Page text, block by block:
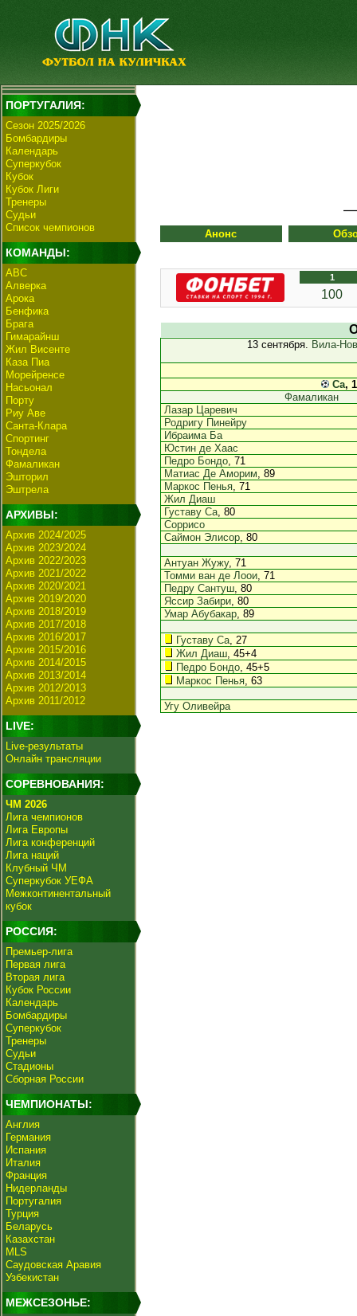
ПОРТУГАЛИЯ:
Сезон 2025/2026
Бомбардиры
Календарь
Суперкубок
Кубок
Кубок Лиги
Тренеры
Судьи
Список чемпионов
КОМАНДЫ:
АВС
Алверка
Арока
Бенфика
Брага
Гимарайнш
Жил Висенте
Каза Пиа
Морейренсе
Насьонал
Порту
Риу Аве
Санта-Клара
Спортинг
Тондела
Фамаликан
Эшторил
Эштрела
АРХИВЫ:
Архив 2024/2025
Архив 2023/2024
Архив 2022/2023
Архив 2021/2022
Архив 2020/2021
Архив 2019/2020
Архив 2018/2019
Архив 2017/2018
Архив 2016/2017
Архив 2015/2016
Архив 2014/2015
Архив 2013/2014
Архив 2012/2013
Архив 2011/2012
LIVE:
Live-результаты
Онлайн трансляции
СОРЕВНОВАНИЯ:
ЧМ 2026
Лига чемпионов
Лига Европы
Лига конференций
Лига наций
Клубный ЧМ
Суперкубок УЕФА
Межконтинентальный
кубок
РОССИЯ:
Премьер-лига
Первая лига
Вторая лига
Кубок России
Календарь
Бомбардиры
Суперкубок
Тренеры
Судьи
Стадионы
Сборная России
ЧЕМПИОНАТЫ:
Англия
Германия
Испания
Италия
Франция
Нидерланды
Португалия
Турция
Беларусь
Казахстан
MLS
Саудовская Аравия
Узбекистан
МЕЖСЕЗОНЬЕ:
Анонс
1
100
13 сентября. Вила-
Са,
Фамаликан
Лазар Царевич
Родригу Пинейру
Ибраима Ба
Юстин де Хаас
Педро Бондо, 71
Матиас Де Аморим, 89
Маркос Пенья, 71
Жил Диаш
Густаву Са, 80
Соррисо
Саймон Элисор, 80
Антуан Жужу, 71
Томми ван де Лоои, 71
Педру Сантуш, 80
Яссир Забири, 80
Умар Абубакар, 89
Густаву Са, 27
Жил Диаш, 45+4
Педро Бондо, 45+5
Маркос Пенья, 63
Угу Оливейра